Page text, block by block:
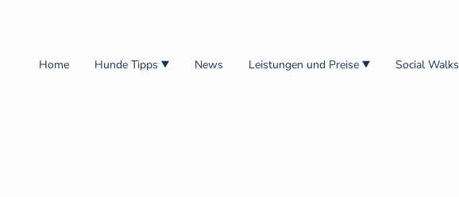
Home Hunde Tipps News Leistungen und Preise Social Walks